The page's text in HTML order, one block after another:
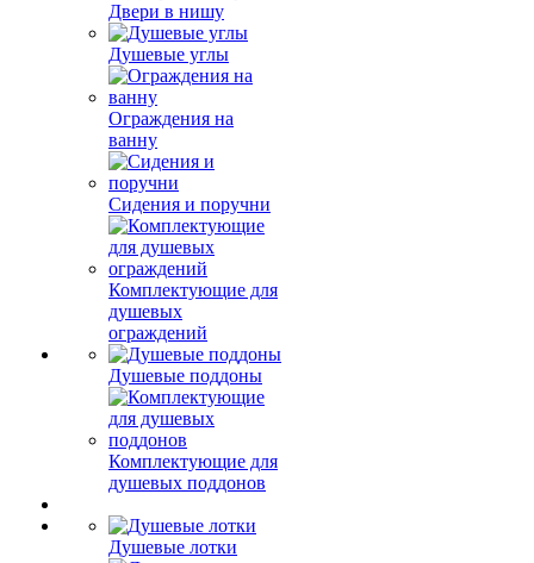
Двери в нишу
Душевые углы
Ограждения на
ванну
Сидения и поручни
Комплектующие для
душевых
ограждений
Душевые поддоны
Комплектующие для
душевых поддонов
Душевые лотки